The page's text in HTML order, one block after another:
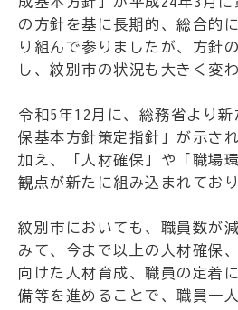
の方針を基に長期的、総合的
り組んで参りましたが、方針
し、紋別市の状況も大きく変
令和5年12月に、総務省より
保基本方針策定指針」が示さ
加え、「人材確保」や「職場
観点が新たに組み込まれており
紋別市においても、職員数が
みて、今まで以上の人材確保
向けた人材育成、職員の定着
備等を進めることで、職員一